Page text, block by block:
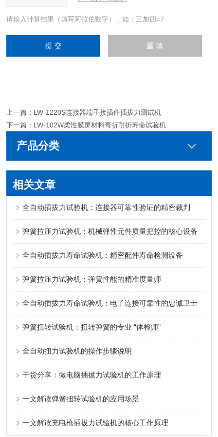
请输入计算结果（填写阿拉伯数字），如：三加四=7
上一篇： LW-1220S连接器端子接插件插拔力测试机
下一篇： LW-102W柔性膜屏材料弯折耐折寿命试验机
产品分类
相关文章
全自动插拔力试验机：连接器可靠性验证的精密裁判
弹簧拉压力试验机：机械弹性元件质量把控的核心设备
全自动插拔力寿命试验机：精密配件寿命检测设备
弹簧拉压力试验机：弹簧性能的精准度量师
全自动插拔力寿命试验机：电子连接可靠性的忠诚卫士
弹簧扭转试验机：扭转弹簧的专业 “体检师”
全自动扭力试验机的操作步骤说明
干货分享：微电脑插拔力试验机的工作原理
一文解读弹簧扭转试验机的应用场景
一文解读充电枪插拔力试验机的核心工作原理